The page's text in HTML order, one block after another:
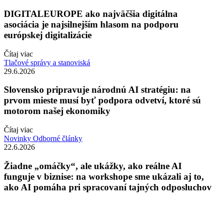
DIGITALEUROPE ako najväčšia digitálna
asociácia je najsilnejším hlasom na podporu
európskej digitalizácie
Čítaj viac
Tlačové správy a stanoviská
29.6.2026
Slovensko pripravuje národnú AI stratégiu: na
prvom mieste musí byť podpora odvetví, ktoré sú
motorom našej ekonomiky
Čítaj viac
Novinky Odborné články
22.6.2026
Žiadne „omáčky“, ale ukážky, ako reálne AI
funguje v biznise: na workshope sme ukázali aj to,
ako AI pomáha pri spracovaní tajných odposluchov